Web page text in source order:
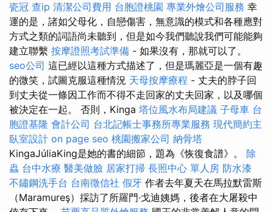
瓷冠 查ip 清潔公司費用 台胞證桃園 專業外燴公司服務 幸
運的是，諸如父母化，自戀傷害，無意識的模式和各種應對
方式之類的詞語尚未聽到，但是如今我們聽說我們可能能夠
建立聯繫 按摩證照考試準備 - 如果沒有，那就可以了。
seo公司 這已經以這種方式描述了，但是瑪麗亞是一個有趣
的微笑，試圖克服這種情況 天母按摩療程 - 丈夫的脖子回
到丈夫從一條因工作而不得不走回家的丈夫回家，以及哪個
被決定在一起。 否則，Kinga 塔位風水布局建議 子母車 台
胞證基隆 會計公司 台北記帳士事務所專業服務 現代簡約主
臥室設計 on page seo 桃園搬家公司 納骨塔
KingaJúliaKing是她的書的細節，題為《恢復食譜》。 除
蟲 台中水療 醫美做臉 居家打掃 長照中心 單人房 防水漆
不鏽鋼洗手台 台南徵信社 假牙 作者去年夏天在馬拉默雷斯
（Maramureş）採訪了所羅門·戈迪姨媽，後者在大屠殺中